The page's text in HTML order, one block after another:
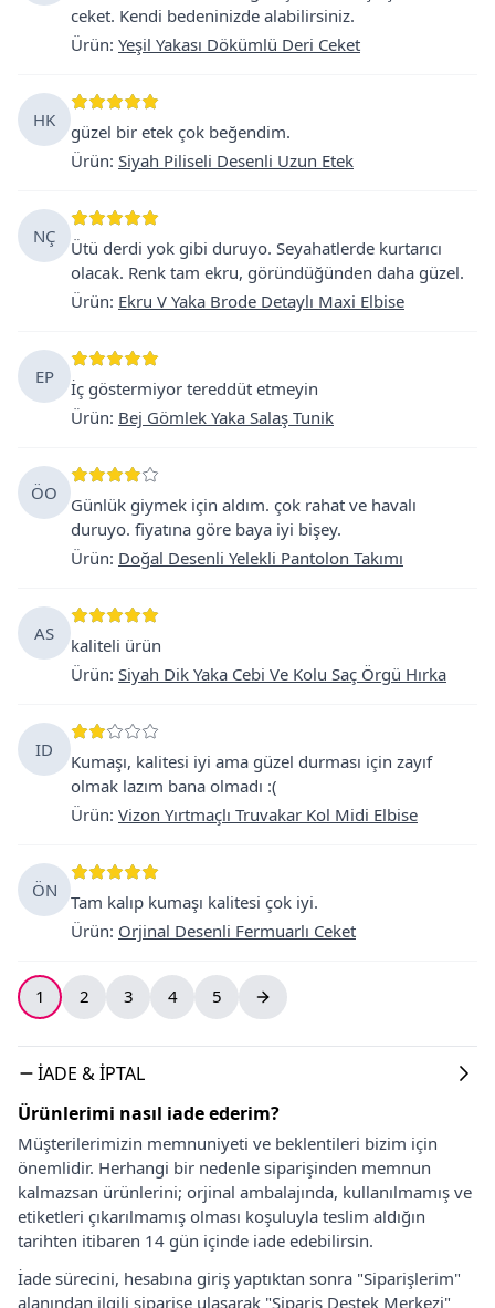
ceket. Kendi bedeninizde alabilirsiniz.
Ürün: Yeşil Yakası Dökümlü Deri Ceket
HK
güzel bir etek çok beğendim.
Ürün: Siyah Piliseli Desenli Uzun Etek
NÇ
Ütü derdi yok gibi duruyo. Seyahatlerde kurtarıcı
olacak. Renk tam ekru, göründüğünden daha güzel.
Ürün: Ekru V Yaka Brode Detaylı Maxi Elbise
EP
İç göstermiyor tereddüt etmeyin
Ürün: Bej Gömlek Yaka Salaş Tunik
ÖO
Günlük giymek için aldım. çok rahat ve havalı
duruyo. fiyatına göre baya iyi bişey.
Ürün: Doğal Desenli Yelekli Pantolon Takımı
AS
kaliteli ürün
Ürün: Siyah Dik Yaka Cebi Ve Kolu Saç Örgü Hırka
ID
Kumaşı, kalitesi iyi ama güzel durması için zayıf
olmak lazım bana olmadı :(
Ürün: Vizon Yırtmaçlı Truvakar Kol Midi Elbise
ÖN
Tam kalıp kumaşı kalitesi çok iyi.
Ürün: Orjinal Desenli Fermuarlı Ceket
1 2 3 4 5
İADE & İPTAL
Ürünlerimi nasıl iade ederim?
Müşterilerimizin memnuniyeti ve beklentileri bizim için
önemlidir. Herhangi bir nedenle siparişinden memnun
kalmazsan ürünlerini; orjinal ambalajında, kullanılmamış ve
etiketleri çıkarılmamış olması koşuluyla teslim aldığın
tarihten itibaren 14 gün içinde iade edebilirsin.
İade sürecini, hesabına giriş yaptıktan sonra "Siparişlerim"
alanından ilgili siparişe ulaşarak "Sipariş Destek Merkezi"